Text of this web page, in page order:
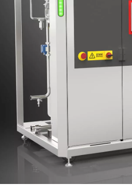
ENTROPÎE
HPD
HYDROTECH
MPP SYSTEMS
OTV
PMT
SIDEM
WHITTIER